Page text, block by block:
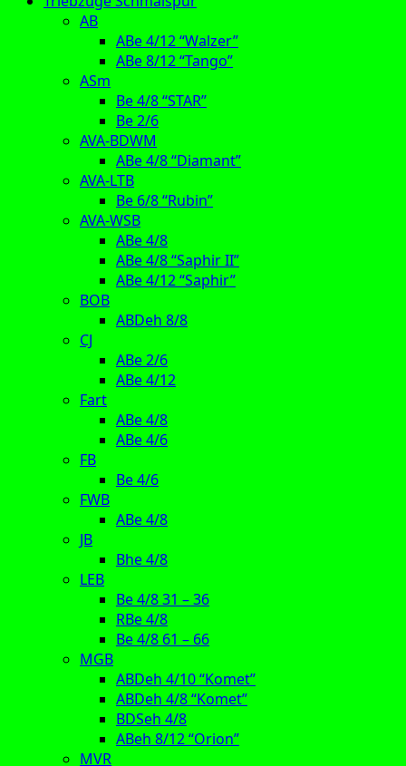
AB
ABe 4/12 “Walzer”
ABe 8/12 “Tango”
ASm
Be 4/8 “STAR”
Be 2/6
AVA-BDWM
ABe 4/8 “Diamant”
AVA-LTB
Be 6/8 “Rubin”
AVA-WSB
ABe 4/8
ABe 4/8 “Saphir II”
ABe 4/12 “Saphir”
BOB
ABDeh 8/8
CJ
ABe 2/6
ABe 4/12
Fart
ABe 4/8
ABe 4/6
FB
Be 4/6
FWB
ABe 4/8
JB
Bhe 4/8
LEB
Be 4/8 31 – 36
RBe 4/8
Be 4/8 61 – 66
MGB
ABDeh 4/10 “Komet”
ABDeh 4/8 “Komet”
BDSeh 4/8
ABeh 8/12 “Orion”
MVR